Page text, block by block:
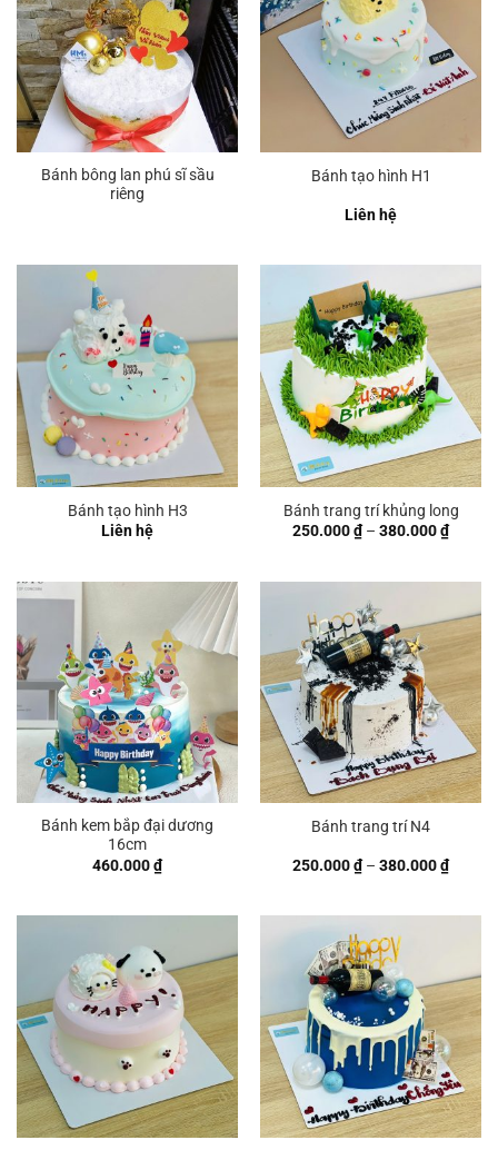
Bánh bông lan phú sĩ sầu
riêng
Bánh tạo hình H1
Liên hệ
Bánh tạo hình H3
Liên hệ
Bánh trang trí khủng long
250.000₫ – 380.000₫
giá:
đến
Bánh kem bắp đại dương
16cm
460.000₫
Bánh trang trí N4
250.000₫ – 380.000₫
giá:
đến